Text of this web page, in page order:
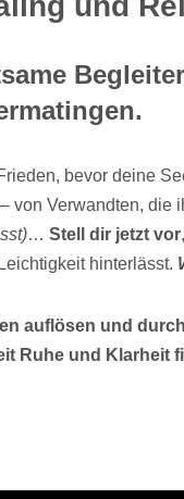
bevor deine
von Verwandten, die
… Stell dir jetzt vor
hinterlässt.
auflösen und
Ruhe und Klarheit